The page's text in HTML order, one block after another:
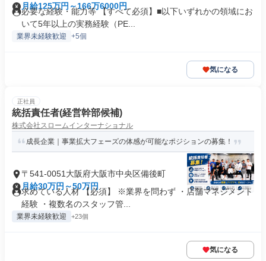
月給125万円～166万6000円
必要な経験・能力等 【すべて必須】■以下いずれかの領域にお
いて5年以上の実務経験（PE...
業界未経験歓迎 +5個
気になる
正社員
統括責任者(経営幹部候補)
株式会社スロームインターナショナル
成長企業｜事業拡大フェーズの体感が可能なポジションの募集！
〒541-0051大阪府大阪市中央区備後町
月給30万円～50万円
求めている人材 【必須】 ※業界を問わず ・店舗マネジメント
経験 ・複数名のスタッフ管...
業界未経験歓迎 +23個
気になる